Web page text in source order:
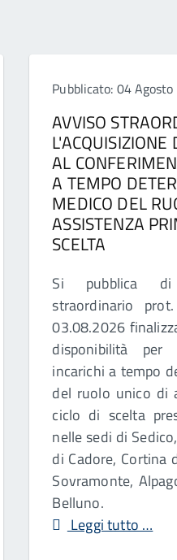
Pubblicato: 04
AVVISO
L'ACQUISIZIONE
AL
A TEMPO
MEDICO DEL
ASSISTENZA
SCELTA
Si pubblica di
straordinario
03.08.2026
disponibilità
incarichi a tempo
del ruolo unico di
ciclo di scelta
nelle sedi di
di Cadore, Cortina
Sovramonte,
Belluno.
Leggi tutto …